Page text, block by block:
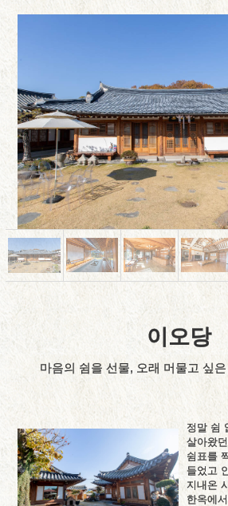
이오당
마음의 쉼을 선물, 오래 머물고 싶
정말 쉼
살아왔
쉼표를
들었고
지내온
한옥에